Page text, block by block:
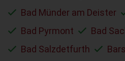
Bad Münder am Deister
Bad Pyrmont
Bad
Bad Salzdetfurth